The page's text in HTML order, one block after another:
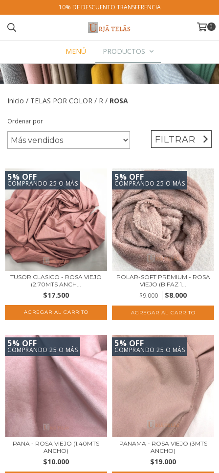
10% DE DESCUENTO TRANSFERENCIA
0
MENÚ PRODUCTOS
Inicio / TELAS POR COLOR / R / ROSA
Ordenar por
FILTRAR
5% OFF
COMPRANDO 25 O MÁS
TUSOR CLASICO - ROSA VIEJO
(2.70MTS ANCH...
$17.500
5% OFF
COMPRANDO 25 O MÁS
POLAR-SOFT PREMIUM - ROSA
VIEJO (BIFAZ 1...
$9.000 $8.000
5% OFF
COMPRANDO 25 O MÁS
PANA - ROSA VIEJO (1.40MTS
ANCHO)
$10.000
5% OFF
COMPRANDO 25 O MÁS
PANAMA - ROSA VIEJO (3MTS
ANCHO)
$19.000